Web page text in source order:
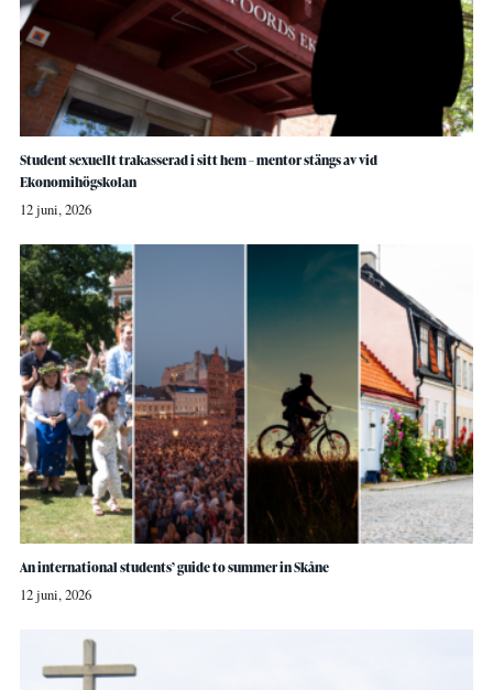
Student sexuellt trakasserad i sitt hem – mentor stängs av vid
Ekonomihögskolan
12 juni, 2026
An international students’ guide to summer in Skåne
12 juni, 2026